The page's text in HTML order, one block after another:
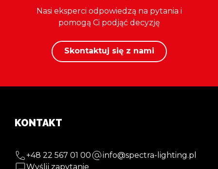
Nasi eksperci odpowiedzą na pytania i
pomogą Ci podjąć decyzję
Skontaktuj się z nami
KONTAKT
+48 22 567 01 00
info@spectra-lighting.pl
Wyślij zapytanie